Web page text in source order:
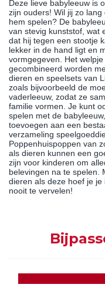
Deze lieve babyleeuw is
zijn ouders! Wil jij zo lang
hem spelen? De
van stevig kunststof, wat
dat hij tegen een stootje
lekker in de hand ligt en
vormgegeven. Het welpje
gecombineerd worden
dieren en speelsets van
zoals bijvoorbeeld de
vaderleeuw, zodat ze
familie vormen. Je kunt
spelen met de
toevoegen aan een
verzameling
Poppenhuispoppen van
als dieren kunnen een
zijn voor kinderen om
belevingen na te spelen.
dieren als deze hoef je je
nooit te vervelen!